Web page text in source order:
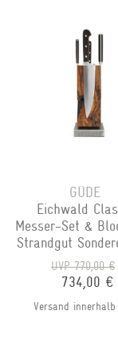
GÜDE
Eichwald
Messer-Set &
Strandgut
UVP 770,00 €
734,00 €
Versand